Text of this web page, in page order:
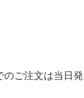
ご注文は当日発